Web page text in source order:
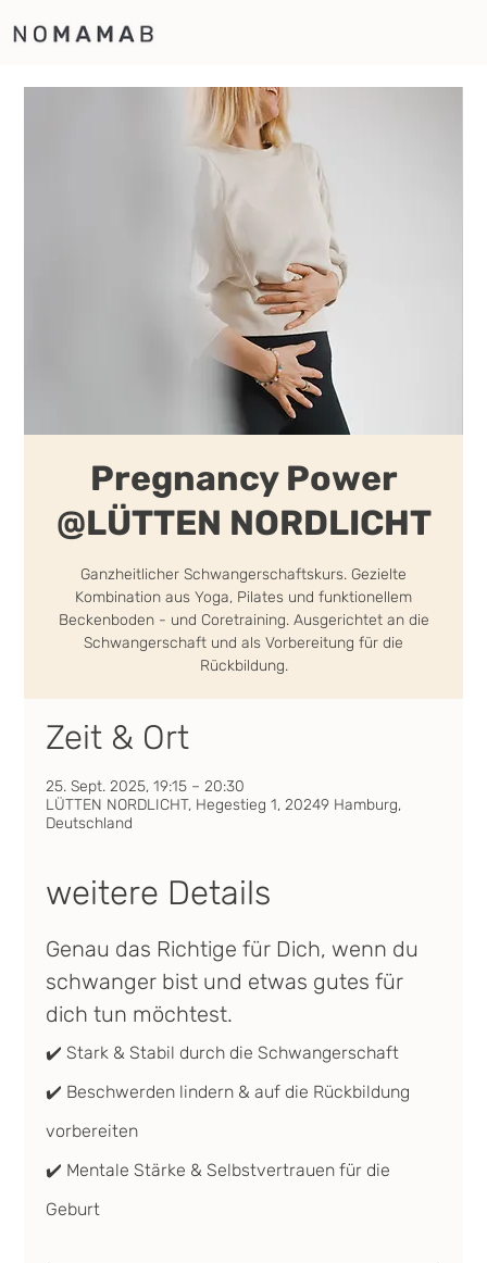
Pregnancy Power
@LÜTTEN NORDLICHT
Ganzheitlicher Schwangerschaftskurs. Gezielte
Kombination aus Yoga, Pilates und funktionellem
Beckenboden - und Coretraining. Ausgerichtet an die
Schwangerschaft und als Vorbereitung für die
Rückbildung.
Zeit & Ort
25. Sept. 2025, 19:15 – 20:30
LÜTTEN NORDLICHT, Hegestieg 1, 20249 Hamburg,
Deutschland
weitere Details
Genau das Richtige für Dich, wenn du
schwanger bist und etwas gutes für
dich tun möchtest.
✔️ Stark & Stabil durch die Schwangerschaft
✔️ Beschwerden lindern & auf die Rückbildung
vorbereiten
✔️ Mentale Stärke & Selbstvertrauen für die
Geburt